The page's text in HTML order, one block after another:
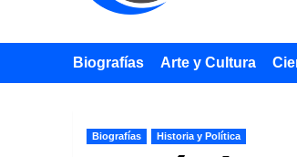
Biografías Arte y Cultura
Biografías Historia y Política